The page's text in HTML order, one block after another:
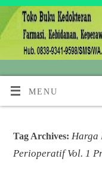
MENU
Tag Archives: Harga
Perioperatif Vol. 1